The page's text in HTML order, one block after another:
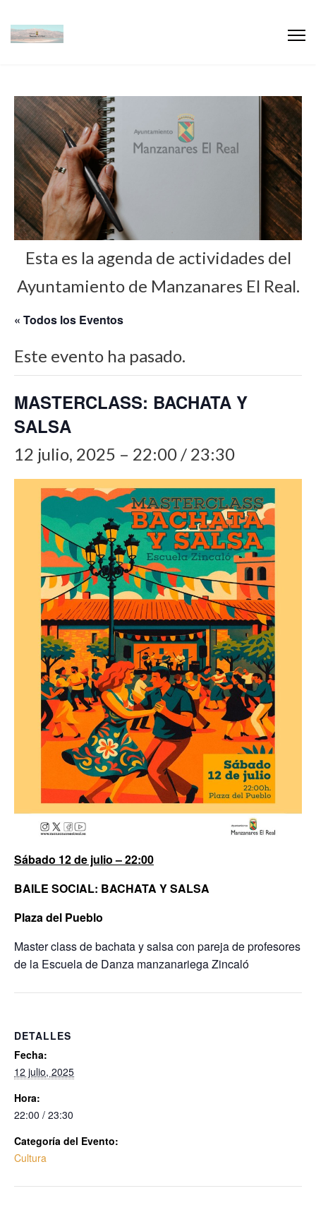
Esta es la agenda de actividades del
Ayuntamiento de Manzanares El Real.
« Todos los Eventos
Este evento ha pasado.
MASTERCLASS: BACHATA Y
SALSA
12 julio, 2025 – 22:00 / 23:30
Sábado 12 de julio – 22:00
BAILE SOCIAL: BACHATA Y SALSA
Plaza del Pueblo
Master class de bachata y salsa con pareja de profesores
de la Escuela de Danza manzanariega Zincaló
DETALLES
Fecha:
12 julio, 2025
Hora:
22:00 / 23:30
Categoría del Evento:
Cultura